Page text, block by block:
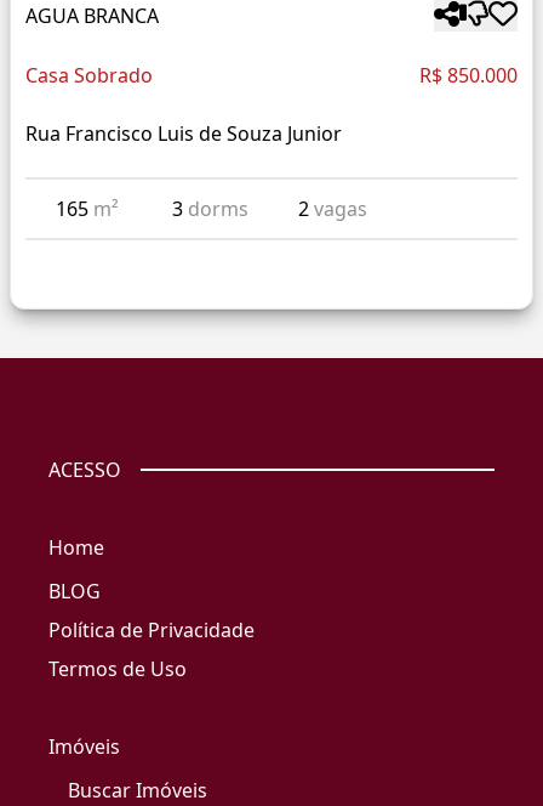
AGUA BRANCA
Casa Sobrado R$ 850.000
Rua Francisco Luis de Souza Junior
165 m² 3 dorms 2vagas
ACESSO
Home
BLOG
Política de Privacidade
Termos de Uso
Imóveis
Buscar Imóveis